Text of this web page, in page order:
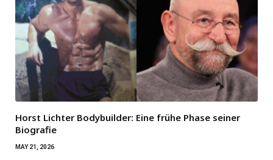
Horst Lichter Bodybuilder: Eine frühe Phase seiner
Biografie
MAY 21, 2026